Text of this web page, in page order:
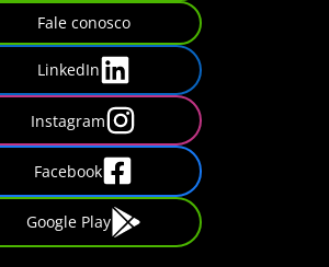
Fale conosco
LinkedIn
Instagram
Facebook
Google Play